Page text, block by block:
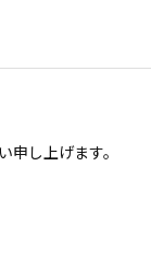
し上げます。